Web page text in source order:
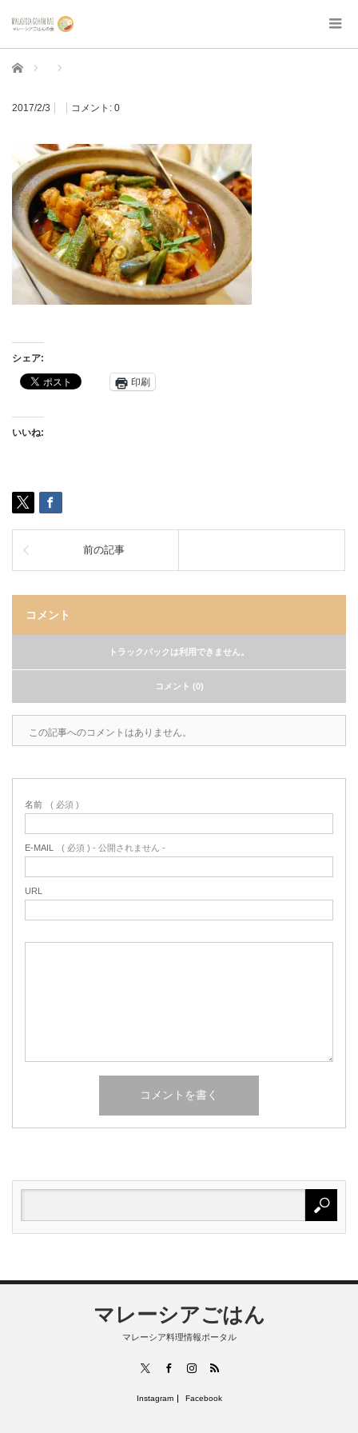
ホーム
2017/2/3 コメント: 0
シェア:
印刷
いいね:
前の記事
コメント
トラックバックは利用できません。
コメント (0)
この記事へのコメントはありません。
名前 ( 必須 )
E-MAIL ( 必須 ) - 公開されません -
URL
マレーシアごはん
マレーシア料理情報ポータル
FacebookInstagram
RSS
Instagram Facebook